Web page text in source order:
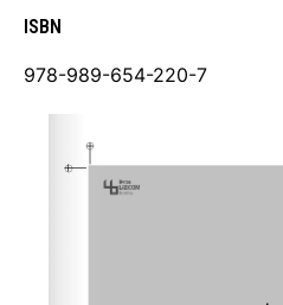
ISBN
978-989-654-220-7